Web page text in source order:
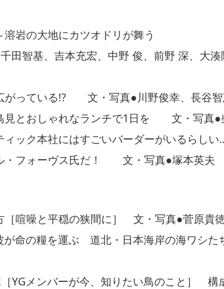
溶岩の大地にカツオドリが舞う
智基、吉本充宏、中野 俊、前野 深、大湊
がっている!? 文・写真●川野俊幸、長谷
見とおしゃれなランチで1日を 文・写真●
ィック本社にはすごいバーダーがいるらし
・フォーヴス氏だ！ 文・写真●塚本英夫
［喧噪と平穏の狭間に］ 文・写真●菅原貴
が命の糧を運ぶ 道北・日本海岸の海ワシ
［YGメンバーが今、知りたい鳥のこと］ 構